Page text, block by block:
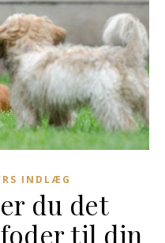
INDLÆG
du det
til din